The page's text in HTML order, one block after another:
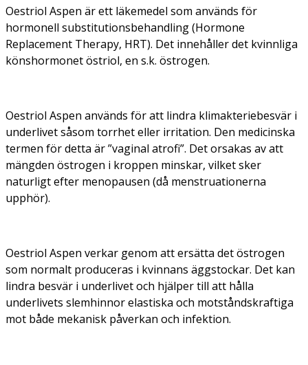
Oestriol Aspen är ett läkemedel som används för
hormonell substitutionsbehandling (Hormone
Replacement Therapy, HRT). Det innehåller det kvinnliga
könshormonet östriol, en s.k. östrogen.
Oestriol Aspen används för att lindra klimakteriebesvär i
underlivet såsom torrhet eller irritation. Den medicinska
termen för detta är ”vaginal atrofi”. Det orsakas av att
mängden östrogen i kroppen minskar, vilket sker
naturligt efter menopausen (då menstruationerna
upphör).
Oestriol Aspen verkar genom att ersätta det östrogen
som normalt produceras i kvinnans äggstockar. Det kan
lindra besvär i underlivet och hjälper till att hålla
underlivets slemhinnor elastiska och motståndskraftiga
mot både mekanisk påverkan och infektion.